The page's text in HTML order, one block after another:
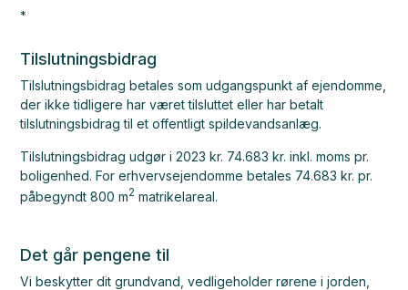
*
Tilslutningsbidrag
Tilslutningsbidrag betales som udgangspunkt af ejendomme,
der ikke tidligere har været tilsluttet eller har betalt
tilslutningsbidrag til et offentligt spildevandsanlæg.
Tilslutningsbidrag udgør i 2023 kr. 74.683 kr. inkl. moms pr.
boligenhed. For erhvervsejendomme betales 74.683 kr. pr.
påbegyndt 800 m2 matrikelareal.
Det går pengene til
Vi beskytter dit grundvand, vedligeholder rørene i jorden,